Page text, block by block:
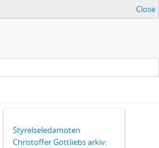
Close
Styrelseledamoten
Christoffer Gottliebs arkiv: